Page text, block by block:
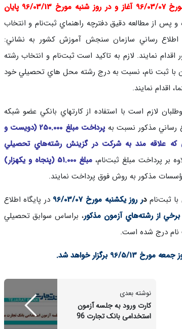
از روز يكشنبه مورخ 96/03/07 آغاز و در روز شنبه مورخ 96/03/13 پايان
پس از مطالعه دقيق دفترچه راهنماي ثبت‌نام و انتخاب
اطلاع رساني سازمان سنجش‌ آموزش كشور به نشاني:
نمايند. لازم به تاكيد است ثبت‌نام و انتخاب رشته
با ثبت نام، نسبت به درج رشته محل هاي تحصيلي خود
اقدام نمايند.
لازم است با استفاده از كارتهاي بانكي عضو شبكه
رساني مذكور نسبت به
پرداخت مبلغ 250.000 (دويست و
كه علاقه مند به شركت در گزينش رشته‌هاي تحصيلي
بر پرداخت مبلغ ثبت‌نام،
مبلغ 51.000 (پنجاه و يكهزار)
مذكور به روش فوق پرداخت نمايند.
با ثبت‌نامدر روز يكشنبه مورخ 96/03/07
در پايگاه اطلاع
از رشته‌هاي آزمون مذكور، براساس سوابق تحصيلي
نام درج شده است.
خواهد شد.
نوشته بعدی
کارت ورود به جلسه آزمون
استخدامی بانک تجارت 96